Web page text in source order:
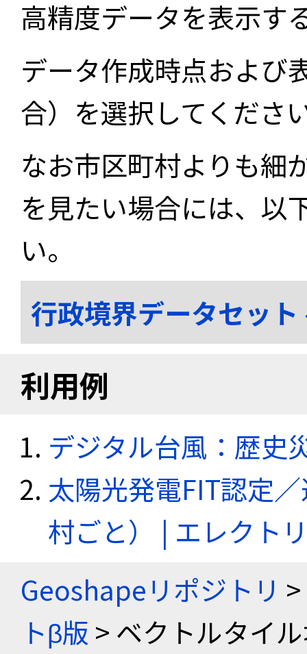
高精度データを表示す
データ作成時点および
合）を選択してくださ
なお市区町村よりも細
を見たい場合には、以
い。
行政境界データセッ
利用例
デジタル台風：歴史
太陽光発電FIT認定
村ごと） | エレクト
Geoshapeリポジトリ >
トβ版 > ベクトルタイ